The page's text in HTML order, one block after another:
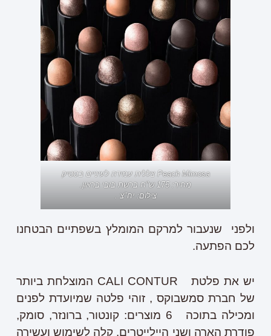
Peach Mimosa צללית עמידה לעיניים בסטיק
מחיר: 175 ש"ח ברשת בובי בראון.
צילום: יח"צ .
ולפני שנעבור למרקם המומלץ בשפתיים הבטחנו
לכם הפתעה.
יש את פלטת CALI CONTUR המוצלחת ביותר
של חברת סמשבוקס , זוהי פלטה שמיועדת לפנים
ומכילה בתוכה 6 מוצרים: קונטור, ברונזר, סומק,
פודרת הארה ושני היילייטרים. קלה לשימוש ועשירה